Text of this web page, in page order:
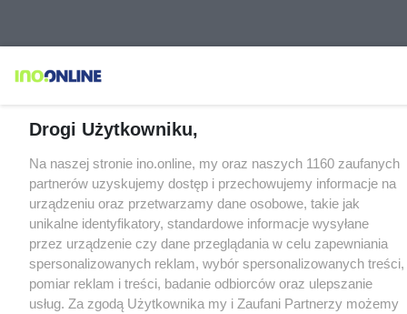
Drogi Użytkowniku,
Na naszej stronie ino.online, my oraz naszych 1160 zaufanych
partnerów uzyskujemy dostęp i przechowujemy informacje na
urządzeniu oraz przetwarzamy dane osobowe, takie jak
unikalne identyfikatory, standardowe informacje wysyłane
przez urządzenie czy dane przeglądania w celu zapewniania
spersonalizowanych reklam, wybór spersonalizowanych treści,
pomiar reklam i treści, badanie odbiorców oraz ulepszanie
usług. Za zgodą Użytkownika my i Zaufani Partnerzy możemy